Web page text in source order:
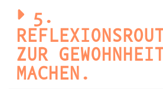
5.
ZUR
MACHEN.